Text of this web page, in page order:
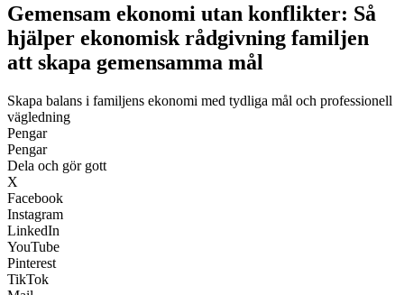
Gemensam ekonomi utan konflikter: Så
hjälper ekonomisk rådgivning familjen
att skapa gemensamma mål
Skapa balans i familjens ekonomi med tydliga mål och professionell
vägledning
Pengar
Pengar
Dela och gör gott
X
Facebook
Instagram
LinkedIn
YouTube
Pinterest
TikTok